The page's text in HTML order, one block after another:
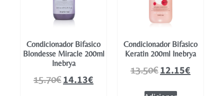
Condicionador Bifasico
Blondesse Miracle 200ml
Inebrya
15.70€14.13€
Condicionador Bifasico
Keratin 200ml Inebrya
13.50€12.15€